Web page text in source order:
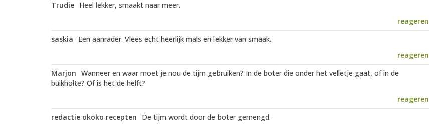
Trudie Heel lekker, smaakt naar meer.
reageren
saskia
Een aanrader. Vlees echt heerlijk mals en lekker van smaak.
reageren
Marjon Wanneer en waar moet je nou de tijm gebruiken? In de boter die onder het velletje gaat, of in de
buikholte? Of is het de helft?
reageren
redactie okoko recepten
De tijm wordt door de boter gemengd.